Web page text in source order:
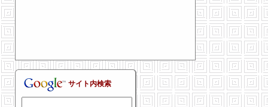
サイト内検索